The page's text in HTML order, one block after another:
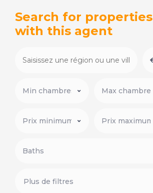
Search for properties
with this agent
Plus de filtres